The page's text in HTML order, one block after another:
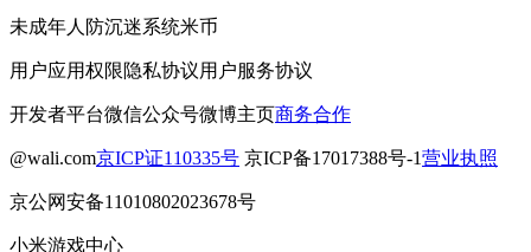
未成年人防沉迷系统米币
用户应用权限隐私协议用户服务协议
开发者平台微信公众号微博主页商务合作
@wali.com京ICP证110335号 京ICP备17017388号-1营业执照
京公网安备11010802023678号
小米游戏中心